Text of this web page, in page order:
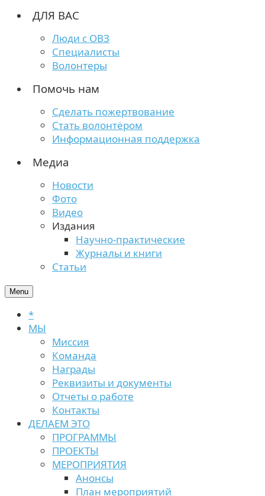
ДЛЯ ВАС
Люди с ОВЗ
Специалисты
Волонтеры
Помочь нам
Сделать пожертвование
Стать волонтёром
Информационная поддержка
Медиа
Новости
Фото
Видео
Издания
Научно-практические
Журналы и книги
Статьи
Menu
*
МЫ
Миссия
Команда
Награды
Реквизиты и документы
Отчеты о работе
Контакты
ДЕЛАЕМ ЭТО
ПРОГРАММЫ
ПРОЕКТЫ
МЕРОПРИЯТИЯ
Анонсы
План мероприятий